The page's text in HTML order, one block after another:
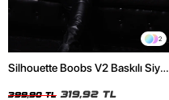
2
Silhouette Boobs V2 Baskılı Siyah
399,90 TL 319,92 TL